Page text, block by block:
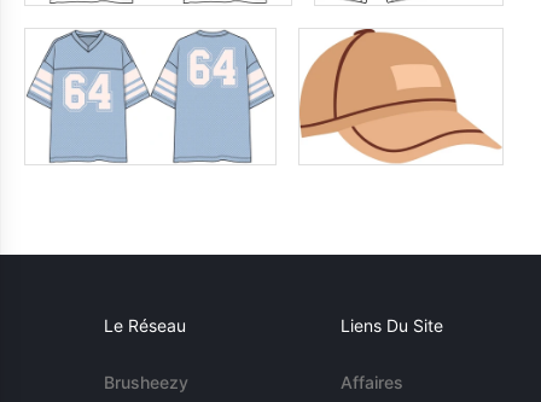
Le Réseau
Brusheezy
Liens Du Site
Affaires